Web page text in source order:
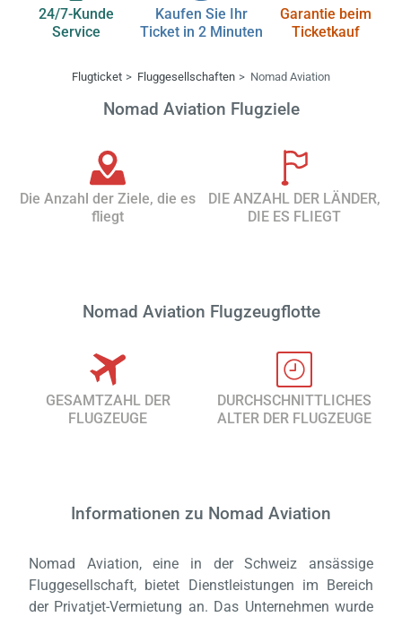
24/7-Kunde
Service
Kaufen Sie Ihr
Ticket in 2 Minuten
Garantie beim
Ticketkauf
Flugticket Fluggesellschaften Nomad Aviation
Nomad Aviation Flugziele
Die Anzahl der Ziele, die es
fliegt
DIE ANZAHL DER LÄNDER,
DIE ES FLIEGT
Nomad Aviation Flugzeugflotte
GESAMTZAHL DER
FLUGZEUGE
DURCHSCHNITTLICHES
ALTER DER FLUGZEUGE
Informationen zu Nomad Aviation
Nomad Aviation, eine in der Schweiz ansässige
Fluggesellschaft, bietet Dienstleistungen im Bereich
der Privatjet-Vermietung an. Das Unternehmen wurde